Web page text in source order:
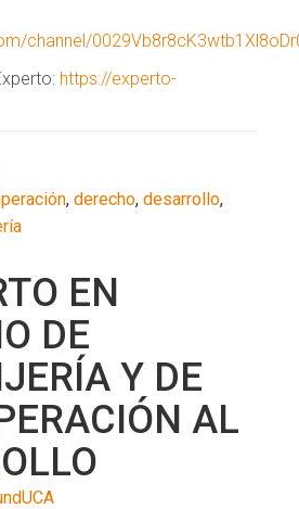
channel/
https://experto-
,derecho,desarrollo,
EN
DE
Y DE
AL